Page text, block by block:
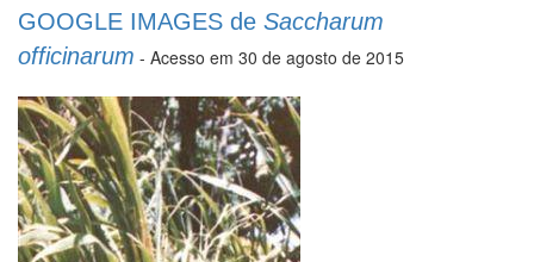
GOOGLE IMAGES de Saccharum
officinarum - Acesso em 30 de agosto de 2015